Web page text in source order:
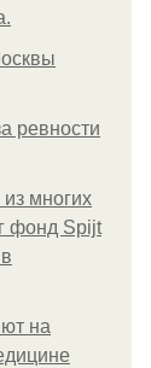
ревности
многих
фонд Spijt
на